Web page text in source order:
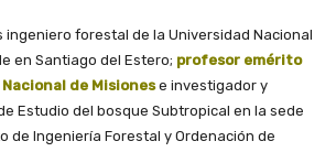
ingeniero forestal de la Universidad Nacional
en Santiago del Estero; profesor emérito
de Misionese investigador y
Estudio del bosque Subtropical en la sede
de Ingeniería Forestal y Ordenación de